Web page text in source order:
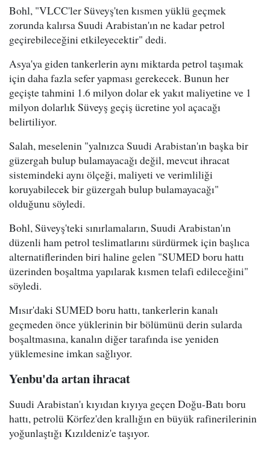
Bohl, "VLCC'ler Süveyş'ten kısmen yüklü geçmek
zorunda kalırsa Suudi Arabistan'ın ne kadar petrol
geçirebileceğini etkileyecektir" dedi.
Asya'ya giden tankerlerin aynı miktarda petrol taşımak
için daha fazla sefer yapması gerekecek. Bunun her
geçişte tahmini 1.6 milyon dolar ek yakıt maliyetine ve 1
milyon dolarlık Süveyş geçiş ücretine yol açacağı
belirtiliyor.
Salah, meselenin "yalnızca Suudi Arabistan'ın başka bir
güzergah bulup bulamayacağı değil, mevcut ihracat
sistemindeki aynı ölçeği, maliyeti ve verimliliği
koruyabilecek bir güzergah bulup bulamayacağı"
olduğunu söyledi.
Bohl, Süveyş'teki sınırlamaların, Suudi Arabistan'ın
düzenli ham petrol teslimatlarını sürdürmek için başlıca
alternatiflerinden biri haline gelen "SUMED boru hattı
üzerinden boşaltma yapılarak kısmen telafi edileceğini"
söyledi.
Mısır'daki SUMED boru hattı, tankerlerin kanalı
geçmeden önce yüklerinin bir bölümünü derin sularda
boşaltmasına, kanalın diğer tarafında ise yeniden
yüklemesine imkan sağlıyor.
Yenbu'da artan ihracat
Suudi Arabistan'ı kıyıdan kıyıya geçen Doğu-Batı boru
hattı, petrolü Körfez'den krallığın en büyük rafinerilerinin
yoğunlaştığı Kızıldeniz'e taşıyor.